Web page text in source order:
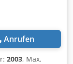
Anrufen
2003, Max.